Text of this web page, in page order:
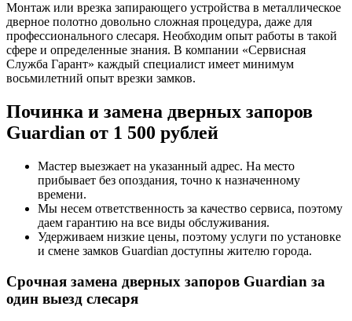
Монтаж или врезка запирающего устройства в металлическое
дверное полотно довольно сложная процедура, даже для
профессионального слесаря. Необходим опыт работы в такой
сфере и определенные знания. В компании «Сервисная
Служба Гарант» каждый специалист имеет минимум
восьмилетний опыт врезки замков.
Починка и замена дверных запоров
Guardian от 1 500 рублей
Мастер выезжает на указанный адрес. На место
прибывает без опоздания, точно к назначенному
времени.
Мы несем ответственность за качество сервиса, поэтому
даем гарантию на все виды обслуживания.
Удерживаем низкие цены, поэтому услуги по установке
и смене замков Guardian доступны жителю города.
Срочная замена дверных запоров Guardian за
один выезд слесаря